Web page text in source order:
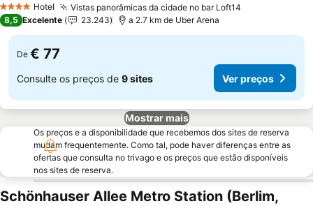
4 EstrelasHotel Vistas panorâmicas da cidade no bar Loft14
8,5 Excelente 23.243 a 2.7 km de Uber Arena
De € 77
Consulte os preços de 9 sites Ver preços
Mostrar mais
Os preços e a disponibilidade que recebemos dos sites de reserva
mudam frequentemente. Como tal, pode haver diferenças entre as
ofertas que consulta no trivago e os preços que estão disponíveis
nos sites de reserva.
Schönhauser Allee Metro Station (Berlim,